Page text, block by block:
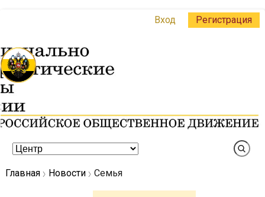
Вход Регистрация
Главная Новости Семья